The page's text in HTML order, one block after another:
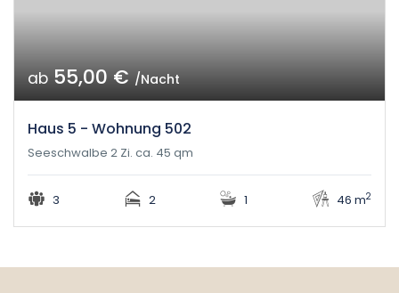
ab55,00 €/Nacht
Haus 5 - Wohnung 502
Seeschwalbe 2 Zi. ca. 45 qm
3 2 1 46 m2